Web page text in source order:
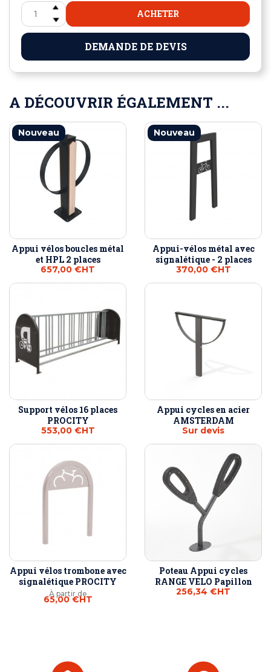
ACHETER
DEMANDE DE DEVIS
A DÉCOUVRIR ÉGALEMENT ...
Nouveau
Appui vélos boucles métal
et HPL 2 places
657,00 €HT
Nouveau
Appui-vélos métal avec
signalétique - 2 places
370,00 €HT
Support vélos 16 places
PROCITY
553,00 €HT
Appui cycles en acier
AMSTERDAM
Sur devis
Appui vélos trombone avec
signalétique PROCITY
À partir de
65,00 €HT
Poteau Appui cycles
RANGE VELO Papillon
256,34 €HT